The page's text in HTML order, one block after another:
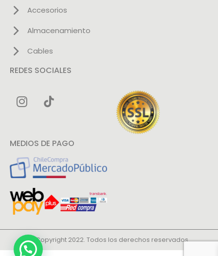
Accesorios
Almacenamiento
Cables
REDES SOCIALES
MEDIOS DE PAGO
© Copyright 2022. Todos los derechos reservados.